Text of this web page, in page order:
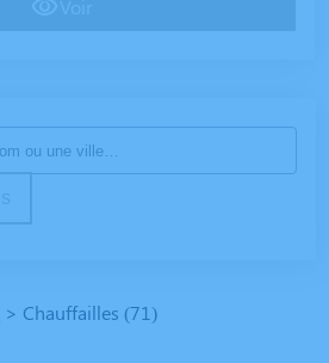
> Chauffailles (71)